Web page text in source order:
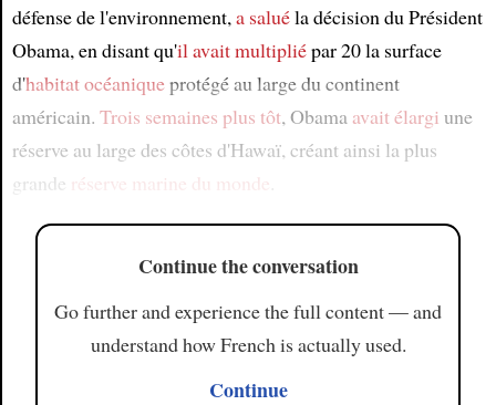
défense de l'environnement,a saluéla décision du Président
Obama, en disant qu'il avait multipliépar 20 la surface
d'habitat océaniqueprotégé au large du continent
américain. Trois semaines plus tôt, Obama avait élargi une
réserve au large des côtes d'Hawaï, créant ainsi la plus
grande
réserve marine du monde
Continue the conversation
Go further and experience the full content — and
understand how French is actually used.
Continue